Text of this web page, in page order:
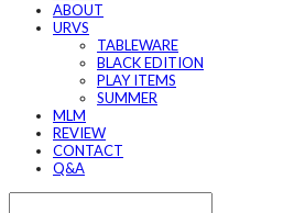
ABOUT
URVS
TABLEWARE
BLACK EDITION
PLAY ITEMS
SUMMER
MLM
REVIEW
CONTACT
Q&A